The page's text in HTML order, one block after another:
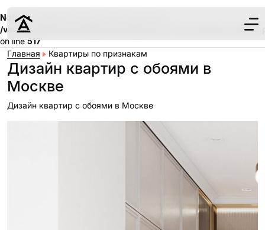
Notice: Undefined index: meta_keywords in
/var/www/aqremont/data/www/aqremont.ru/modules/
on line517
Дизайн
Ремонт
Наши работы
г. Москва
Главная Квартиры по признакам
Дизайн квартир с обоями в
Москве
Дизайн квартир с обоями в Москве